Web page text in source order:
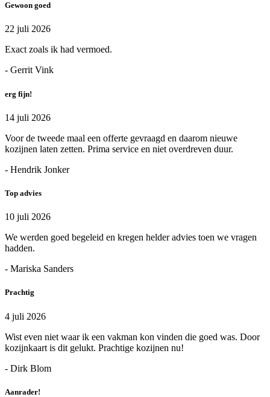
Gewoon goed
22 juli 2026
Exact zoals ik had vermoed.
- Gerrit Vink
erg fijn!
14 juli 2026
Voor de tweede maal een offerte gevraagd en daarom nieuwe
kozijnen laten zetten. Prima service en niet overdreven duur.
- Hendrik Jonker
Top advies
10 juli 2026
We werden goed begeleid en kregen helder advies toen we vragen
hadden.
- Mariska Sanders
Prachtig
4 juli 2026
Wist even niet waar ik een vakman kon vinden die goed was. Door
kozijnkaart is dit gelukt. Prachtige kozijnen nu!
- Dirk Blom
Aanrader!